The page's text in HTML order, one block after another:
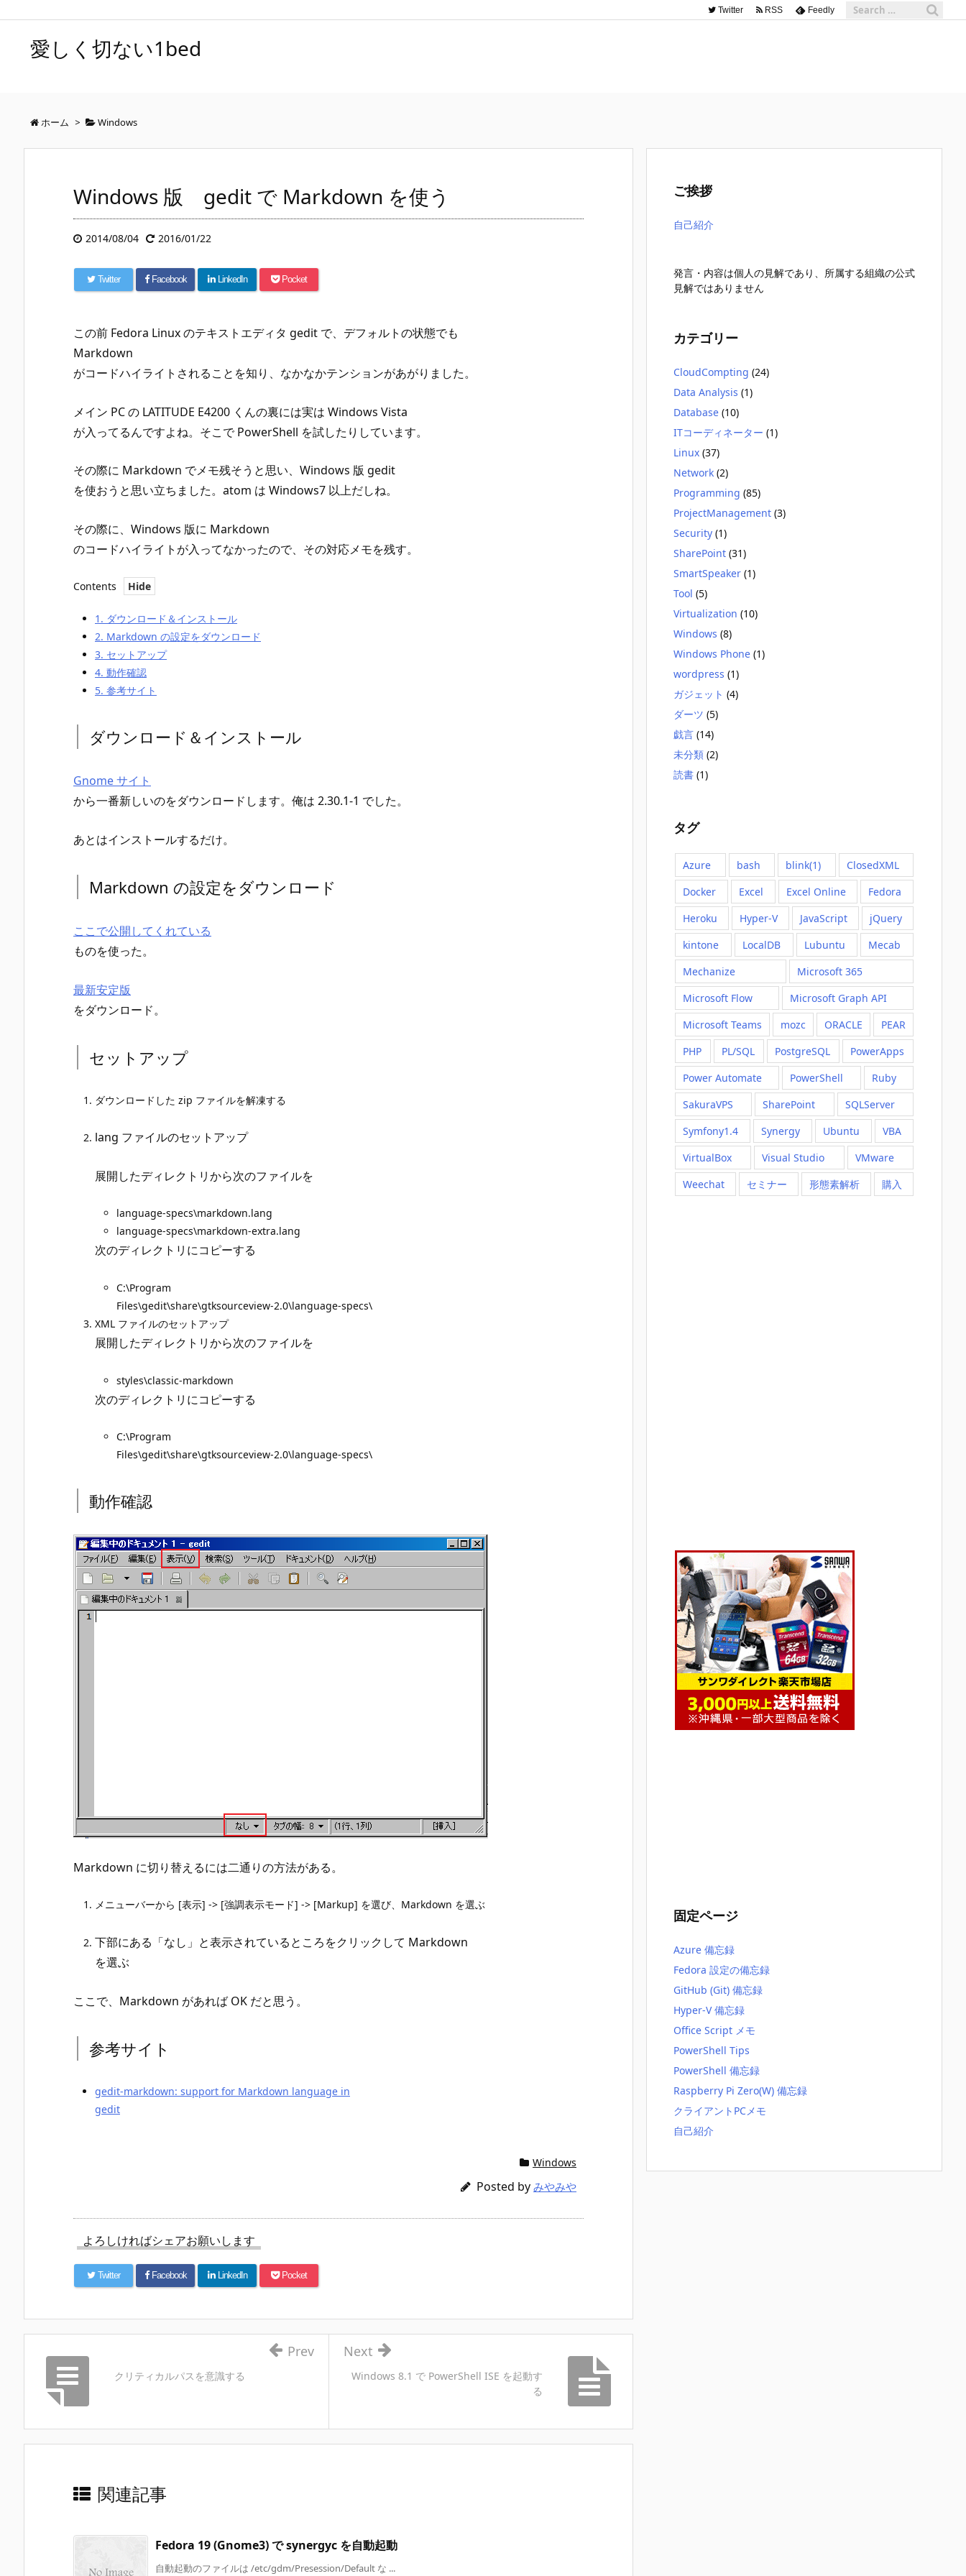
Twitter RSS Feedly
愛しく切ない1bed
ホーム > Windows
Windows 版 gedit で Markdown を使う
2014/08/04 2016/01/22
Twitter Facebook LinkedIn Pocket
この前 Fedora Linux のテキストエディタ gedit で、デフォルトの状態でも
Markdown
がコードハイライトされることを知り、なかなかテンションがあがりました。
メイン PC の LATITUDE E4200 くんの裏には実は Windows Vista
が入ってるんですよね。そこで PowerShell を試したりしています。
その際に Markdown でメモ残そうと思い、Windows 版 gedit
を使おうと思い立ちました。atom は Windows7 以上だしね。
その際に、Windows 版に Markdown
のコードハイライトが入ってなかったので、その対応メモを残す。
Contents
1. ダウンロード＆インストール
2. Markdown の設定をダウンロード
3. セットアップ
4. 動作確認
5. 参考サイト
ダウンロード＆インストール
Gnome サイト
から一番新しいのをダウンロードします。俺は 2.30.1-1 でした。
あとはインストールするだけ。
Markdown の設定をダウンロード
ここで公開してくれている
ものを使った。
最新安定版
をダウンロード。
セットアップ
ダウンロードした zip ファイルを解凍する
lang ファイルのセットアップ
展開したディレクトリから次のファイルを
language-specs\markdown.lang
language-specs\markdown-extra.lang
次のディレクトリにコピーする
C:\Program
Files\gedit\share\gtksourceview-2.0\language-specs\
XML ファイルのセットアップ
展開したディレクトリから次のファイルを
styles\classic-markdown
次のディレクトリにコピーする
C:\Program
Files\gedit\share\gtksourceview-2.0\language-specs\
動作確認
Markdown に切り替えるには二通りの方法がある。
メニューバーから [表示] -> [強調表示モード] -> [Markup] を選び、Markdown を選ぶ
下部にある「なし」と表示されているところをクリックして Markdown
を選ぶ
ここで、Markdown があれば OK だと思う。
参考サイト
gedit-markdown: support for Markdown language in
gedit
Windows
Posted by みやみや
よろしければシェアお願いします
Twitter Facebook LinkedIn Pocket
Windows 8.1 で PowerShell ISE を起動す
る
Next
クリティカルパスを意識する
Prev
関連記事
Fedora 19 (Gnome3) で synergyc を自動起動
自動起動のファイルは /etc/gdm/Presession/Default な ...
ご挨拶
自己紹介
発言・内容は個人の見解であり、所属する組織の公式
見解ではありません
カテゴリー
CloudCompting (24)
Data Analysis (1)
Database (10)
ITコーディネーター (1)
Linux (37)
Network (2)
Programming (85)
ProjectManagement (3)
Security (1)
SharePoint (31)
SmartSpeaker (1)
Tool (5)
Virtualization (10)
Windows (8)
Windows Phone (1)
wordpress (1)
ガジェット (4)
ダーツ (5)
戯言 (14)
未分類 (2)
読書 (1)
タグ
Azure bash blink(1)
ClosedXML
Docker
Excel Excel Online
Fedora
Heroku
Hyper-V JavaScript
jQuery
kintone
LocalDB Lubuntu
Mecab
Mechanize
Microsoft 365
Microsoft Flow
Microsoft Graph API
Microsoft Teams
mozc ORACLE
PEAR
PHP
PL/SQL PostgreSQL
PowerApps
Power Automate
PowerShell
Ruby
SakuraVPS
SharePoint
SQLServer
Symfony1.4
Synergy Ubuntu
VBA
VirtualBox
Visual Studio
VMware
Weechat
セミナー 形態素解析 購入
固定ページ
Azure 備忘録
Fedora 設定の備忘録
GitHub (Git) 備忘録
Hyper-V 備忘録
Office Script メモ
PowerShell Tips
PowerShell 備忘録
Raspberry Pi Zero(W) 備忘録
クライアントPCメモ
自己紹介